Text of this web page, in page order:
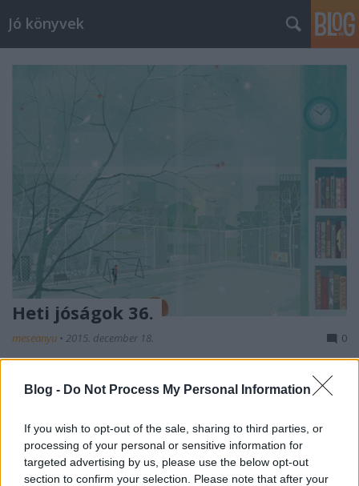
Blog - Do Not Process My Personal Information
If you wish to opt-out of the sale, sharing to third parties, or
processing of your personal or sensitive information for
targeted advertising by us, please use the below opt-out
section to confirm your selection. Please note that after your
Jó könyvek
Heti jóságok 36.
meseanyu • 2015. december 18. 0
- A muzsika hangja premierje a győri színházban. -
Gyakorlós adventi koncert a Bazilikában. -
mi már biztosan ott leszünk augusztus 24. és 27.
között Zamárdiban, és hallani fogjuk többek között
őket is. - Kész lett az új…